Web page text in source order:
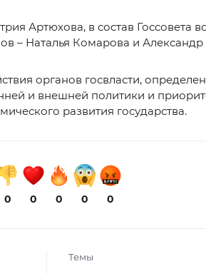
Артюхова, в состав Госсовета
– Наталья Комарова и
органов госвласти,
и внешней политики и
развития государства.
0 0 0 0 0
Темы